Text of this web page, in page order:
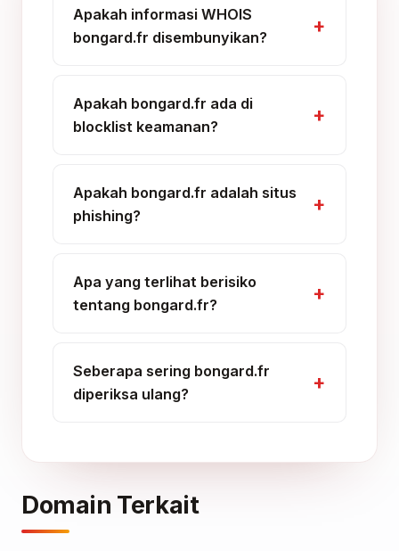
Apakah informasi WHOIS
bongard.fr disembunyikan?
Apakah bongard.fr ada di
blocklist keamanan?
Apakah bongard.fr adalah situs
phishing?
Apa yang terlihat berisiko
tentang bongard.fr?
Seberapa sering bongard.fr
diperiksa ulang?
Domain Terkait